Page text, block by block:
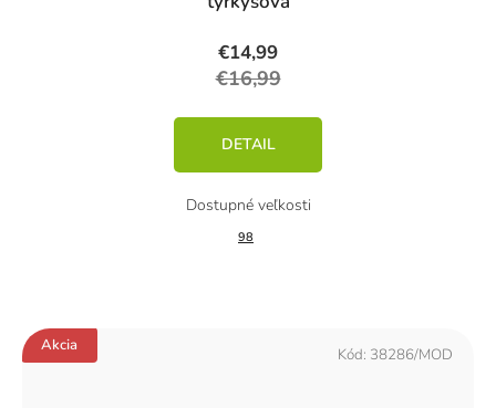
€14,99
€16,99
DETAIL
98
Akcia Kód: 38286/MOD